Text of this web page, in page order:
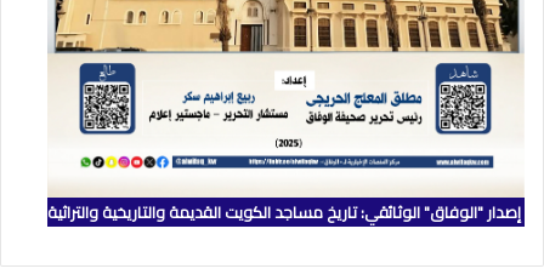
إصدار "الوفاق" الوثائقي: تاريخ مساجد الكويت القديمة والتاريخية والتراثية